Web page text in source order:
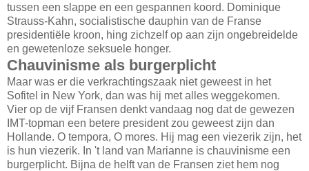
tussen een slappe en een gespannen koord. Dominique
Strauss-Kahn, socialistische dauphin van de Franse
presidentiële kroon, hing zichzelf op aan zijn ongebreidelde
en gewetenloze seksuele honger.
Chauvinisme als burgerplicht
Maar was er die verkrachtingszaak niet geweest in het
Sofitel in New York, dan was hij met alles weggekomen.
Vier op de vijf Fransen denkt vandaag nog dat de gewezen
IMT-topman een betere president zou geweest zijn dan
Hollande. O tempora, O mores. Hij mag een viezerik zijn, het
is hun viezerik. In 't land van Marianne is chauvinisme een
burgerplicht. Bijna de helft van de Fransen ziet hem nog